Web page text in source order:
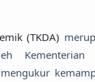
(TKDA)
Kementerian